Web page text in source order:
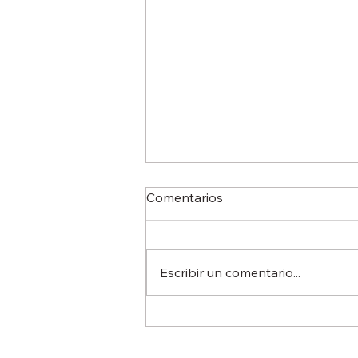
Comentarios
Escribir un comentario...